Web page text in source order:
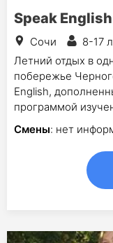
Speak English
Сочи
8-17
Летний отдых в
побережье
English,
программой
Смены: нет